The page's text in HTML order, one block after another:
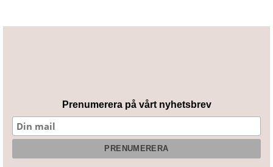
Prenumerera på vårt nyhetsbrev